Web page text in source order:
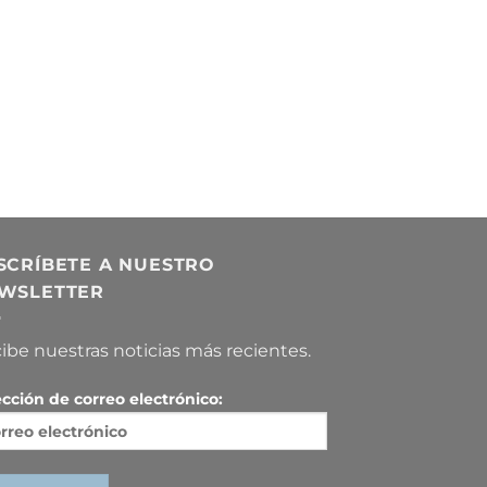
A NUESTRO
nuestras noticias más recientes.
de correo electrónico: